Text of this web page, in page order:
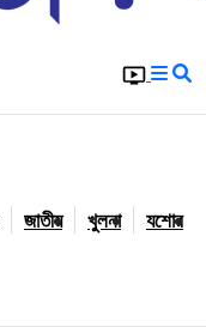
জাতীয় খুলনা যশোর